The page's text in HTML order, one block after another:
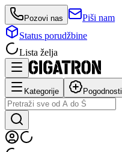
Pozovi nas
Piši nam
Status porudžbine
Lista želja
Kategorije Pogodnosti